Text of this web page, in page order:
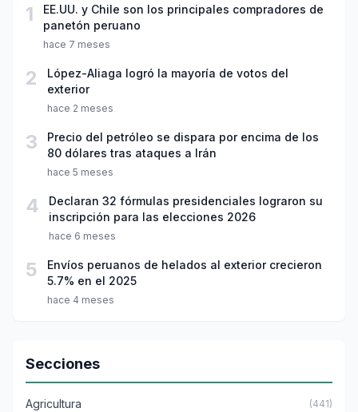
1
EE.UU. y Chile son los principales compradores de
panetón peruano
hace 7 meses
2
López-Aliaga logró la mayoría de votos del
exterior
hace 2 meses
3
Precio del petróleo se dispara por encima de los
80 dólares tras ataques a Irán
hace 5 meses
4
Declaran 32 fórmulas presidenciales lograron su
inscripción para las elecciones 2026
hace 6 meses
5
Envíos peruanos de helados al exterior crecieron
5.7% en el 2025
hace 4 meses
Secciones
Agricultura (441)